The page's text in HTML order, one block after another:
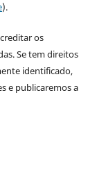
).
os
Se tem direitos
identificado,
e publicaremos a